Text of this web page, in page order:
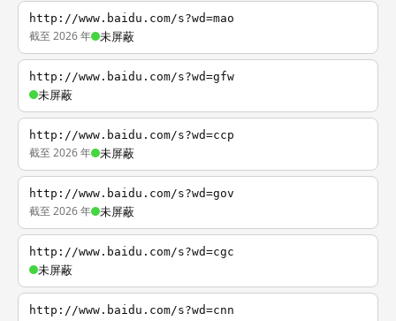
http://www.baidu.com/s?wd=mao
截至 2026 年 未屏蔽
http://www.baidu.com/s?wd=gfw
未屏蔽
http://www.baidu.com/s?wd=ccp
截至 2026 年 未屏蔽
http://www.baidu.com/s?wd=gov
截至 2026 年 未屏蔽
http://www.baidu.com/s?wd=cgc
未屏蔽
http://www.baidu.com/s?wd=cnn